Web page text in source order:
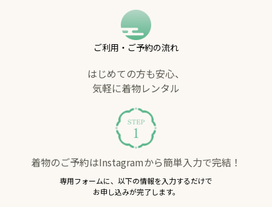
ご利用・ご予約の流れ
はじめての方も安心、
気軽に着物レンタル
着物のご予約はInstagramから簡単入力で完結！
専用フォームに、以下の情報を入力するだけで
お申し込みが完了します。